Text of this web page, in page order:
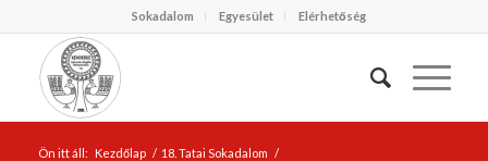
Sokadalom Egyesület Elérhetőség
Ön itt áll: Kezdőlap / 18. Tatai Sokadalom /